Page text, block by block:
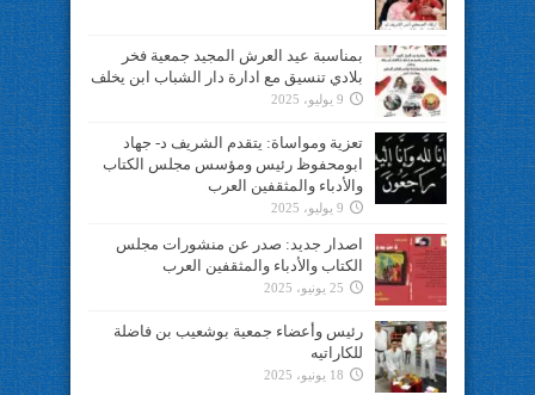
بمناسبة عيد العرش المجيد جمعية فخر
بلادي تنسيق مع ادارة دار الشباب ابن يخلف
9 يوليو، 2025
تعزية ومواساة: يتقدم الشريف د- جهاد
ابومحفوظ رئيس ومؤسس مجلس الكتاب
والأدباء والمثقفين العرب
9 يوليو، 2025
اصدار جديد: صدر عن منشورات مجلس
الكتاب والأدباء والمثقفين العرب
25 يونيو، 2025
رئيس وأعضاء جمعية بوشعيب بن فاضلة
للكاراتيه
18 يونيو، 2025